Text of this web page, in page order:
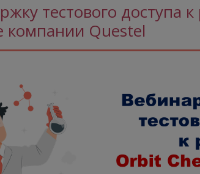
тестового доступа
компании Questel